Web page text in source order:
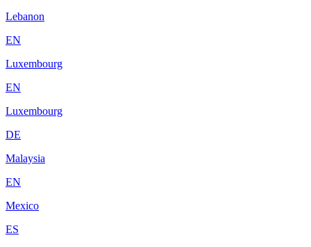
Lebanon
EN
Luxembourg
EN
Luxembourg
DE
Malaysia
EN
Mexico
ES